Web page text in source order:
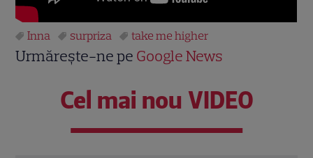
Inna surpriza take me higher
Urmărește-ne pe Google News
Cel mai nou VIDEO